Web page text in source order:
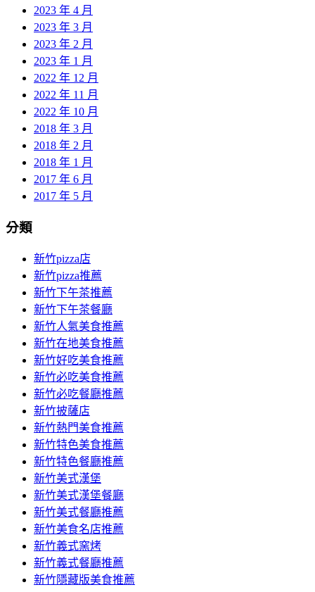
2023 年 4 月
2023 年 3 月
2023 年 2 月
2023 年 1 月
2022 年 12 月
2022 年 11 月
2022 年 10 月
2018 年 3 月
2018 年 2 月
2018 年 1 月
2017 年 6 月
2017 年 5 月
分類
新竹pizza店
新竹pizza推薦
新竹下午茶推薦
新竹下午茶餐廳
新竹人氣美食推薦
新竹在地美食推薦
新竹好吃美食推薦
新竹必吃美食推薦
新竹必吃餐廳推薦
新竹披薩店
新竹熱門美食推薦
新竹特色美食推薦
新竹特色餐廳推薦
新竹美式漢堡
新竹美式漢堡餐廳
新竹美式餐廳推薦
新竹美食名店推薦
新竹義式窯烤
新竹義式餐廳推薦
新竹隱藏版美食推薦